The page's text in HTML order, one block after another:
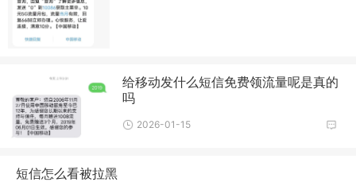
给移动发什么短信免费领流量呢是真的
吗
2026-01-15
短信怎么看被拉黑